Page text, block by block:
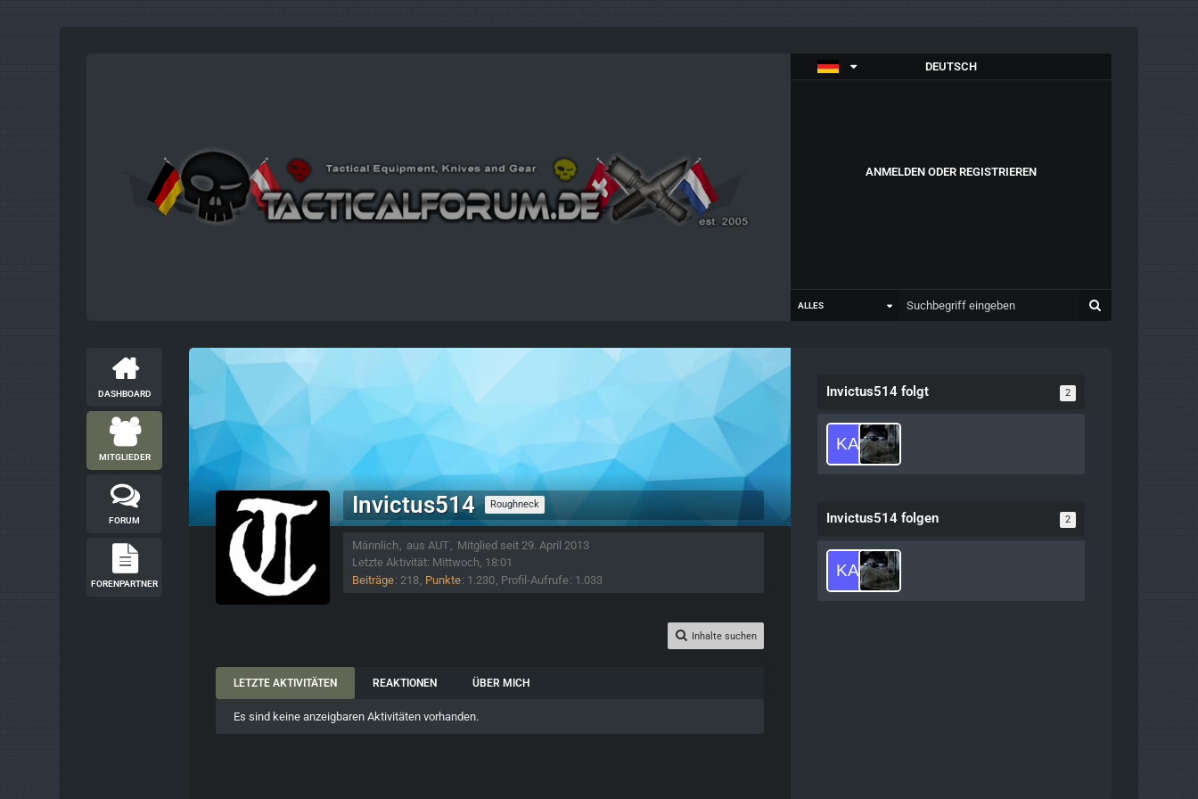
DEUTSCH
ANMELDEN ODER REGISTRIEREN
ALLES
DASHBOARD
MITGLIEDER
FORUM
FORENPARTNER
Invictus514 Roughneck
Männlich aus AUT
Mitglied seit 29. April 2013
Letzte Aktivität: Mittwoch, 18:01
Beiträge 218 Punkte 1.230 Profil-Aufrufe 1.033
Inhalte suchen
LETZTE AKTIVITÄTEN REAKTIONEN ÜBER MICH
Es sind keine anzeigbaren Aktivitäten vorhanden.
Invictus514 folgt 2
Invictus514 folgen 2